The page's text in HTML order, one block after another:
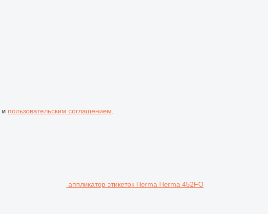
и пользовательским соглашением
аппликатор этикеток Herma Herma 452FO